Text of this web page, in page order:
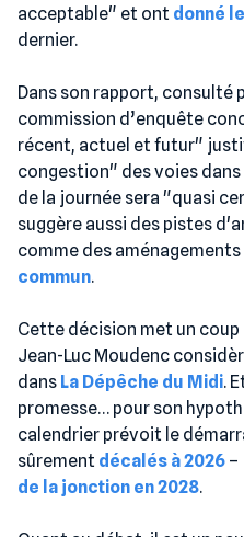
acceptable" et ont donné
dernier.
Dans son rapport, consulté
commission d’enquête
récent, actuel et futur"
congestion" des voies
de la journée sera "quasi
suggère aussi des pistes
comme des aménagements
commun.
Cette décision met un
Jean-Luc Moudenc
dans La Dépêche du Midi.
promesse… pour son
calendrier prévoit le
sûrement décalés à 2026 –
de la jonction en 2028.